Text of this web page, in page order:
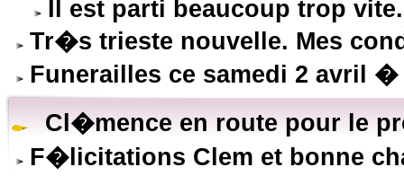
Il est parti beaucoup trop vite.
Tr�s trieste nouvelle. Mes
Funerailles ce samedi 2 avril �
Cl�mence en route pour le
F�licitations Clem et bonne